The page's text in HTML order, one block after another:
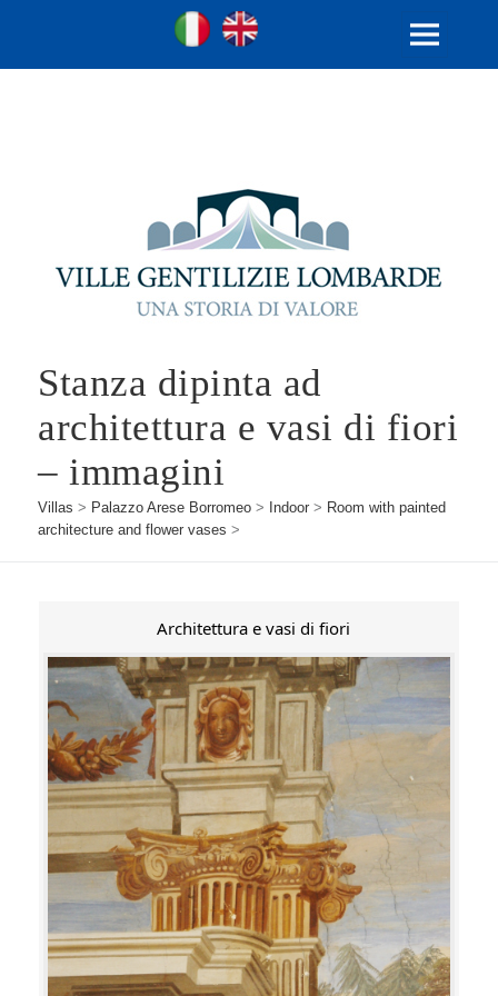
Ville Gentilizie Lombarde
Ita
MENU
Stanza dipinta ad
architettura e vasi di fiori
– immagini
Villas > Palazzo Arese Borromeo > Indoor > Room with painted
architecture and flower vases >
Architettura e vasi di fiori